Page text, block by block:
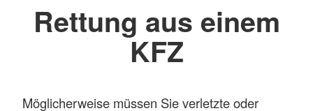
Rettung aus einem
KFZ
Möglicherweise müssen Sie verletzte oder